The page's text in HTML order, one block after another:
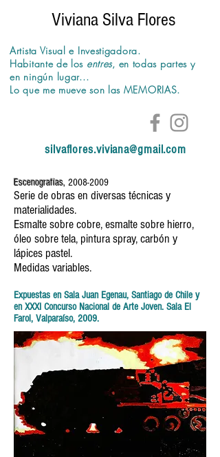
Viviana Silva Flores
Artista Visual e Investigadora.
Habitante de los entres, en todas partes y
en ningún lugar...
Lo que me mueve son las MEMORIAS.
silvaflores.viviana@gmail.com
Escenografías, 2008-2009
Serie de obras en diversas técnicas y
materialidades.
Esmalte sobre cobre, esmalte sobre hierro,
óleo sobre tela, pintura spray, carbón y
lápices pastel.
Medidas variables.
Expuestas en Sala Juan Egenau, Santiago de Chile y
en XXXI Concurso Nacional de Arte Joven. Sala El
Farol, Valparaíso, 2009.